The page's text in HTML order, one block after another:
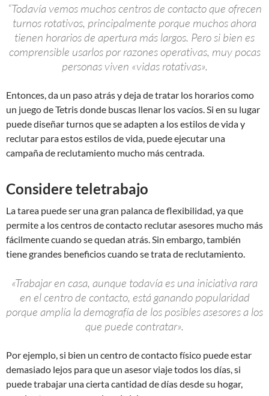
“Todavía vemos muchos centros de contacto que ofrecen
turnos rotativos, principalmente porque muchos ahora
tienen horarios de apertura más largos. Pero si bien es
comprensible usarlos por razones operativas, muy pocas
personas viven «vidas rotativas».
Entonces, da un paso atrás y deja de tratar los horarios como
un juego de Tetris donde buscas llenar los vacíos. Si en su lugar
puede diseñar turnos que se adapten a los estilos de vida y
reclutar para estos estilos de vida, puede ejecutar una
campaña de reclutamiento mucho más centrada.
Considere teletrabajo
La tarea puede ser una gran palanca de flexibilidad, ya que
permite a los centros de contacto reclutar asesores mucho más
fácilmente cuando se quedan atrás. Sin embargo, también
tiene grandes beneficios cuando se trata de reclutamiento.
«Trabajar en casa, aunque todavía es una iniciativa rara
en el centro de contacto, está ganando popularidad
porque amplía la demografía de los posibles asesores a los
que puede contratar».
Por ejemplo, si bien un centro de contacto físico puede estar
demasiado lejos para que un asesor viaje todos los días, si
puede trabajar una cierta cantidad de días desde su hogar,